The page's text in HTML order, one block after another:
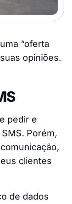
“oferta
opiniões.
pedir e
Porém,
clientes
de dados